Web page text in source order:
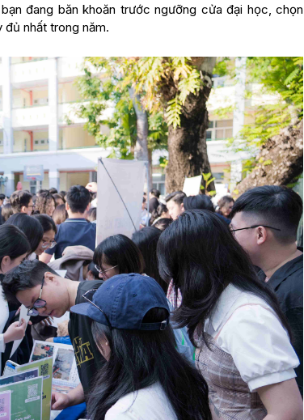
đang băn khoăn trước ngưỡng cửa đại học, chọn
nhất trong năm.